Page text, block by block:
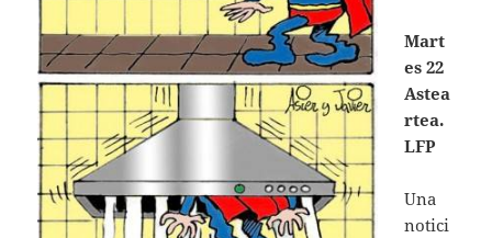
Mart
es 22
Astea
rtea.
LFP
Una
notici